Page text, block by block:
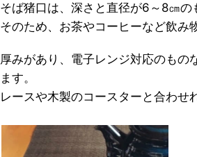
そば猪口は、深さと直径が6～8㎝の
そのため、お茶やコーヒーなど飲み
厚みがあり、電子レンジ対応のもの
ます。
レースや木製のコースターと合わせ